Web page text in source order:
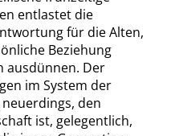
entlastet die
für die Alten,
Beziehung
ausdünnen. Der
im System der
den
ist, gelegentlich,